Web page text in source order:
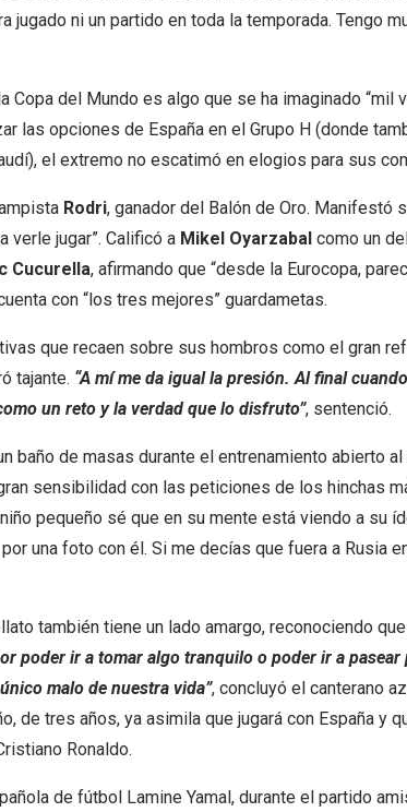
jugado ni un partido en toda la temporada. Tengo
Copa del Mundo es algo que se ha imaginado “mil
las opciones de España en el Grupo H (donde
el extremo no escatimó en elogios para sus
Rodri, ganador del Balón de Oro. Manifestó
verle jugar”. Calificó a Mikel Oyarzabal como un
Cucurella, afirmando que “desde la Eurocopa,
con “los tres mejores” guardametas.
que recaen sobre sus hombros como el gran
tajante. “A mí me da igual la presión. Al final
un reto y la verdad que lo disfruto”, sentenció.
baño de masas durante el entrenamiento abierto
sensibilidad con las peticiones de los hinchas
pequeño sé que en su mente está viendo a su
una foto con él. Si me decías que fuera a Rusia
también tiene un lado amargo, reconociendo
poder ir a tomar algo tranquilo o poder ir a
malo de nuestra vida”, concluyó el canterano
de tres años, ya asimila que jugará con España y
Ronaldo.